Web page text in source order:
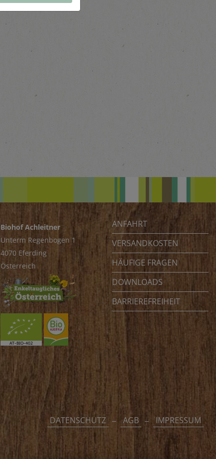
Biohof Achleitner
Unterm Regenbogen 1
4070 Eferding
Österreich
ANFAHRT
VERSANDKOSTEN
HÄUFIGE FRAGEN
DOWNLOADS
BARRIEREFREIHEIT
DATENSCHUTZ AGB IMPRESSUM